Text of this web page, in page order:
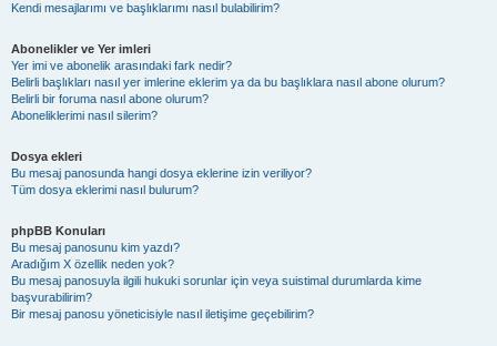
Kendi mesajlarımı ve başlıklarımı nasıl bulabilirim?
Abonelikler ve Yer imleri
Yer imi ve abonelik arasındaki fark nedir?
Belirli başlıkları nasıl yer imlerine eklerim ya da bu başlıklara nasıl abone olurum?
Belirli bir foruma nasıl abone olurum?
Aboneliklerimi nasıl silerim?
Dosya ekleri
Bu mesaj panosunda hangi dosya eklerine izin veriliyor?
Tüm dosya eklerimi nasıl bulurum?
phpBB Konuları
Bu mesaj panosunu kim yazdı?
Aradığım X özellik neden yok?
Bu mesaj panosuyla ilgili hukuki sorunlar için veya suistimal durumlarda kime
başvurabilirim?
Bir mesaj panosu yöneticisiyle nasıl iletişime geçebilirim?